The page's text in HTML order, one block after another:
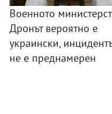
Военното
Дронът вероятно е
украински,
не е преднамерен